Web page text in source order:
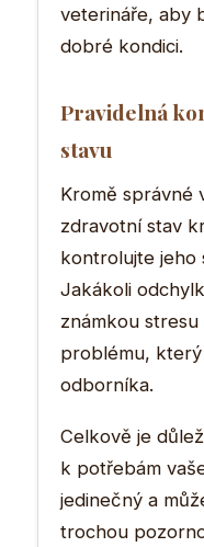
veterináře, aby
dobré kondici.
Pravidelná
stavu
Kromě správné
zdravotní stav
kontrolujte jeho
Jakákoli
známkou
problému,
odborníka.
Celkově je
k potřebám
jedinečný a
trochou